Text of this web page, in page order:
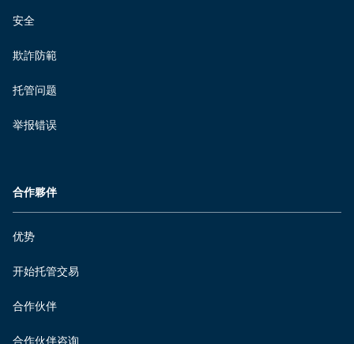
安全
欺詐防範
托管问题
举报错误
合作夥伴
优势
开始托管交易
合作伙伴
合作伙伴咨询